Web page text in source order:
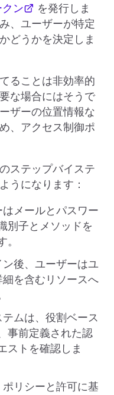
ン
を発行しま
、ユーザーが特定
どうかを決定しま
ることは非効率的
な場合にはそうで
ザーの位置情報な
、アクセス制御ポ
ステップバイステ
うになります：
はメールとパスワー
別子とメソッドを
ン後、ユーザーはユ
を含むリソースへ
テムは、役割ベース
事前定義された認
ストを確認しま
リシーと許可に基